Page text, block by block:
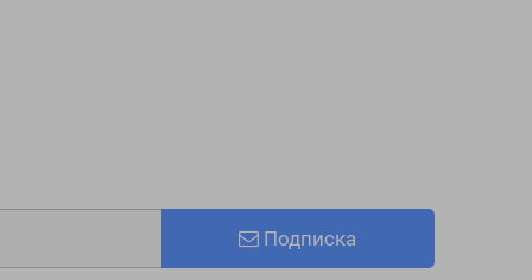
Подписка